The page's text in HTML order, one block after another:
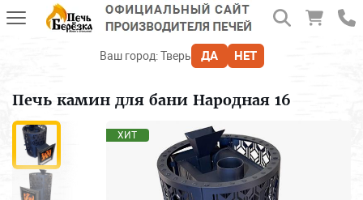
Ваш город: Тверь ДА НЕТ
Печь камин для бани Народная 16
ХИТ
Печи для бани
Печь-камин